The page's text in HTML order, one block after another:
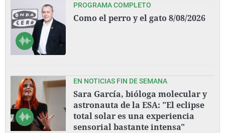
PROGRAMA COMPLETO
Como el perro y el gato 8/08/2026
EN NOTICIAS FIN DE SEMANA
Sara García, bióloga molecular y
astronauta de la ESA: "El eclipse
total solar es una experiencia
sensorial bastante intensa"